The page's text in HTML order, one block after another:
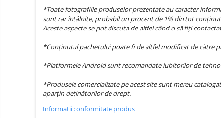
Camere Supraveghere
Mini Video Camera
Supraveghere
Casti cu Fir
Casti Profesionale
si Inele
smart,
fitness
Trotinete
electrice
*Toate fotografiile produselor prezentate au caracter
sunt rar întâlnite, probabil un procent de 1% din tot
Aceste aspecte se pot discuta de altfel când o să fiți
*Conținutul pachetului poate fi de altfel modificat de către
*Platformele Android sunt recomandate iubitorilor de
*Produsele comercializate pe acest site sunt mereu
aparțin deținătorilor de drept.
Informatii conformitate produs